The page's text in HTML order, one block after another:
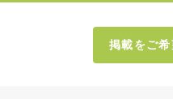
掲載をご